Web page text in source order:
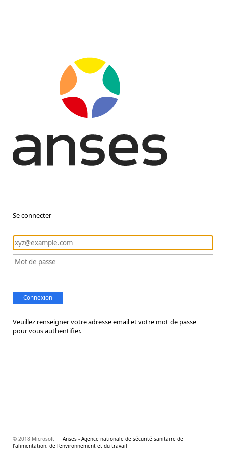
Se connecter
Connexion
Veuillez renseigner votre adresse email et votre mot de passe
pour vous authentifier.
© 2018 Microsoft
Anses - Agence nationale de sécurité sanitaire de
l’alimentation, de l’environnement et du travail